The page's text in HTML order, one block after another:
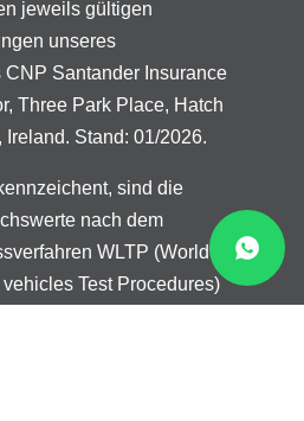
jeweils gültigen
unseres
Santander Insurance
Three Park Place, Hatch
Stand: 01/2026.
sind die
nach dem
WLTP (Worldwide
Test Procedures)